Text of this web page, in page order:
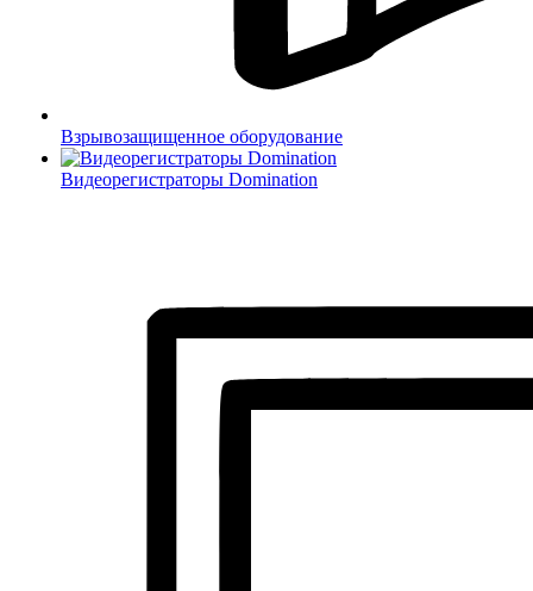
Взрывозащищенное оборудование
Видеорегистраторы Domination